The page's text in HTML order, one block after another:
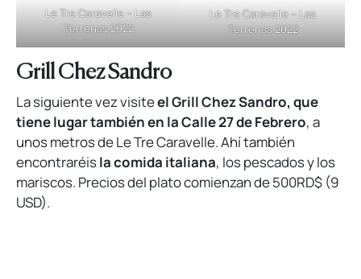
Le Tre Caravelle – Las
Terrenas 2022
Le Tre Caravelle – Las
Terrenas 2022
Grill Chez Sandro
La siguiente vez visiteel Grill Chez Sandro, que
tiene lugar también en la Calle 27 de Febrero, a
unos metros de Le Tre Caravelle. Ahí también
encontraréisla comida italiana, los pescados y los
mariscos. Precios del plato comienzan de 500RD$ (9
USD).